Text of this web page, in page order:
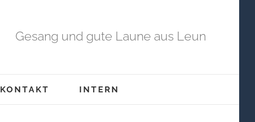
Gesang und gute Laune aus Leun
KONTAKT INTERN